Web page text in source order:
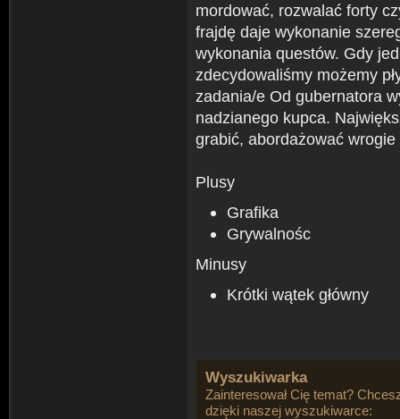
mordować, rozwalać forty
frajdę daje wykonanie
wykonania questów. Gdy
zdecydowaliśmy możemy
zadania/e Od gubernatora
nadzianego kupca.
grabić, abordażować
Plusy
Grafika
Grywalnośc
Minusy
Krótki wątek główny
Wyszukiwarka
Zainteresował Cię temat?
dzięki naszej wyszukiwarce: